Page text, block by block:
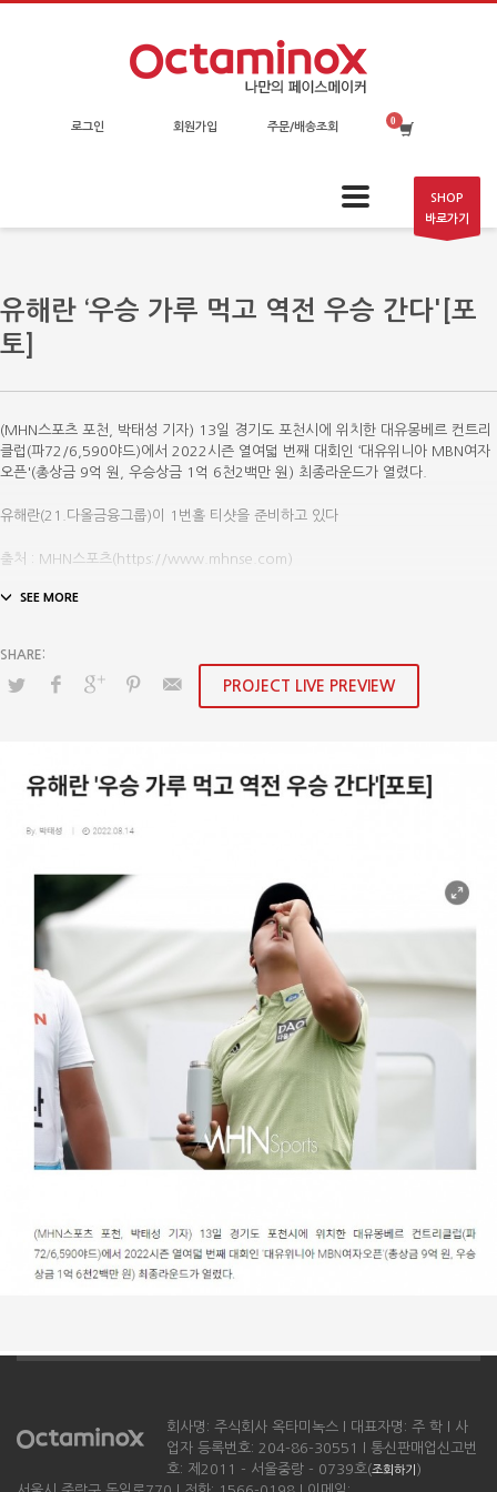
로그인 회원가입 주문/배송조회
SHOP
바로가기
유해란 ‘우승 가루 먹고 역전 우승 간다'[포
토]
(MHN스포츠 포천, 박태성 기자) 13일 경기도 포천시에 위치한 대유몽베르 컨트리
클럽(파72/6,590야드)에서 2022시즌 열여덟 번째 대회인 ‘대유위니아 MBN여자
오픈'(총상금 9억 원, 우승상금 1억 6천2백만 원) 최종라운드가 열렸다.
유해란(21.다올금융그룹)이 1번홀 티샷을 준비하고 있다
출처 : MHN스포츠(https://www.mhnse.com)
PROJECT LIVE PREVIEW
회사명: 주식회사 옥타미녹스 l 대표자명: 주 학 l 사
업자 등록번호: 204-86-30551 l 통신판매업신고번
호: 제2011 - 서울중랑 - 0739호(조회하기 )